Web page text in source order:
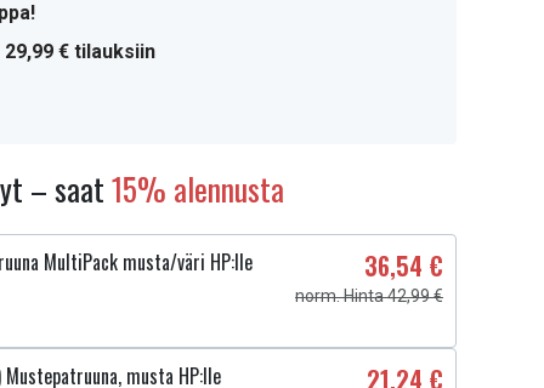
€ tilauksiin
– saat15% alennusta
MultiPack musta/väri HP:lle 36,54 €
norm. Hinta 42,99 €
Mustepatruuna, musta HP:lle 21,24 €